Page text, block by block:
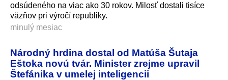
odsúdeného na viac ako 30 rokov. Milosť dostali tisíce
väzňov pri výročí republiky.
minulý mesiac
Národný hrdina dostal od Matúša Šutaja
Eštoka novú tvár. Minister zrejme upravil
Štefánika v umelej inteligencii